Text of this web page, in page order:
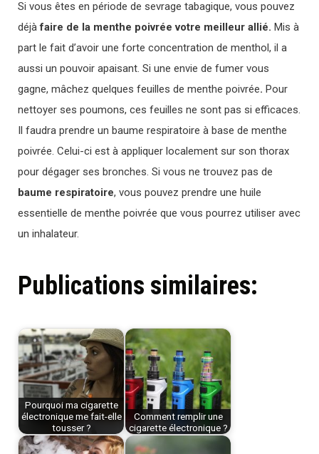
Si vous êtes en période de sevrage tabagique, vous pouvez
déjàfaire de la menthe poivrée votre meilleur allié. Mis à
part le fait d’avoir une forte concentration de menthol, il a
aussi un pouvoir apaisant. Si une envie de fumer vous
gagne, mâchez quelques feuilles de menthe poivrée. Pour
nettoyer ses poumons, ces feuilles ne sont pas si efficaces.
Il faudra prendre un baume respiratoire à base de menthe
poivrée. Celui-ci est à appliquer localement sur son thorax
pour dégager ses bronches. Si vous ne trouvez pas de
baume respiratoire, vous pouvez prendre une huile
essentielle de menthe poivrée que vous pourrez utiliser avec
un inhalateur.
Publications similaires:
Pourquoi ma cigarette
électronique me fait-elle
tousser ?
Comment remplir une
cigarette électronique ?